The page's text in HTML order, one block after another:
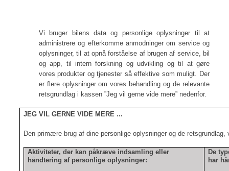
Vi bruger bilens data og personlige oplysninger til at
administrere og efterkomme anmodninger om service og
oplysninger, til at opnå forståelse af brugen af service, bil
og app, til intern forskning og udvikling og til at gøre
vores produkter og tjenester så effektive som muligt. Der
er flere oplysninger om vores behandling og de relevante
retsgrundlag i kassen ”Jeg vil gerne vide mere” nedenfor.
JEG VIL GERNE VIDE MERE ...
Den primære brug af dine personlige oplysninger og de retsgrundlag,
Aktiviteter, der kan påkræve indsamling eller
håndtering af personlige oplysninger:
De
har